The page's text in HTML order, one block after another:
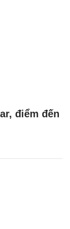
điểm đến